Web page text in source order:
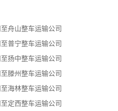
舟山整车运输公司
普宁整车运输公司
扬中整车运输公司
滕州整车运输公司
海林整车运输公司
定西整车运输公司